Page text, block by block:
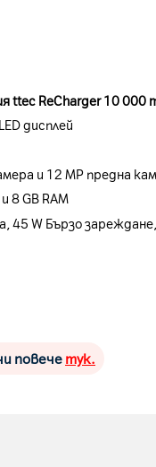
ttec ReCharger 10 000
дисплей
и 12 MP предна
8 GB RAM
45 W Бързо зареждане,
повече тук.